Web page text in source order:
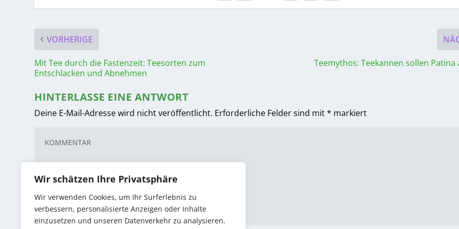
Wir schätzen Ihre Privatsphäre
Wir verwenden Cookies, um Ihr Surferlebnis zu
verbessern, personalisierte Anzeigen oder Inhalte
einzusetzen und unseren Datenverkehr zu analysieren.
VORHERIGE
Mit Tee durch die Fastenzeit: Teesorten zum
Entschlacken und Abnehmen
Teemythos: Teekannen sollen Patina
HINTERLASSE EINE ANTWORT
Deine E-Mail-Adresse wird nicht veröffentlicht. Erforderliche Felder sind mit* markiert